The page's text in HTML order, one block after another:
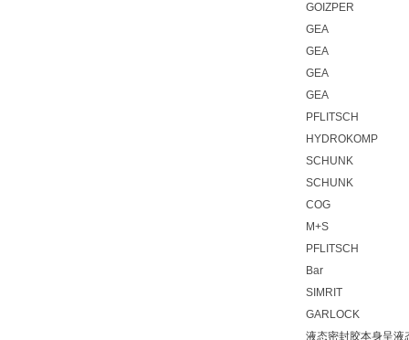
GOIZPER
GEA
GEA
GEA
GEA
PFLITSCH
HYDROKOMP
SCHUNK
SCHUNK
COG
M+S
PFLITSCH
Bar
SIMRIT
GARLOCK
液态密封胶本身呈液